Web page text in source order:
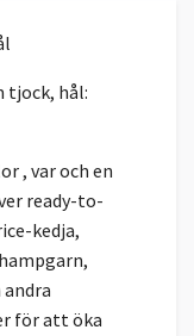
tjock, hål:
, var och en
ready-to-
kedja,
för att öka